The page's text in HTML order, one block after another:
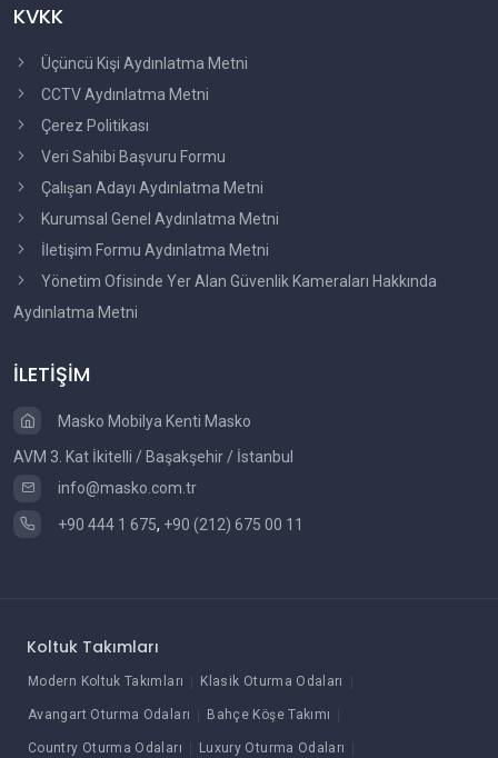
KVKK
Üçüncü Kişi Aydınlatma Metni
CCTV Aydınlatma Metni
Çerez Politikası
Veri Sahibi Başvuru Formu
Çalışan Adayı Aydınlatma Metni
Kurumsal Genel Aydınlatma Metni
İletişim Formu Aydınlatma Metni
Yönetim Ofisinde Yer Alan Güvenlik Kameraları Hakkında
Aydınlatma Metni
İLETİŞİM
Masko Mobilya Kenti Masko
AVM 3. Kat İkitelli / Başakşehir / İstanbul
info@masko.com.tr
+90 444 1 675, +90 (212) 675 00 11
Koltuk Takımları
Modern Koltuk Takımları Klasik Oturma Odaları
Avangart Oturma Odaları Bahçe Köşe Takımı
Country Oturma Odaları Luxury Oturma Odaları